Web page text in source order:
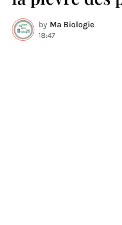
by Ma Biologie
18:47